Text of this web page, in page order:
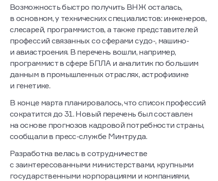
Возможность быстро получить ВНЖ осталась,
в основном, у технических специалистов: инженеров,
слесарей, программистов, а также представителей
профессий связанных со сферами судо-, машино-
и авиастроения. В перечень вошли, например,
программист в сфере БПЛА и аналитик по большим
данным в промышленных отраслях, астрофизике
и генетике.
В конце марта планировалось, что список профессий
сократится до 31. Новый перечень был составлен
на основе прогнозов кадровой потребности страны,
сообщали в пресс-службе Минтруда.
Разработка велась в сотрудничестве
с заинтересованными министерствами, крупными
государственными корпорациями и компаниями,